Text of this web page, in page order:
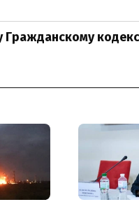
Гражданскому